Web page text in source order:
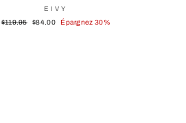
EIVY
Prix
$119.95
Prix
$84.00 Épargnez 30%